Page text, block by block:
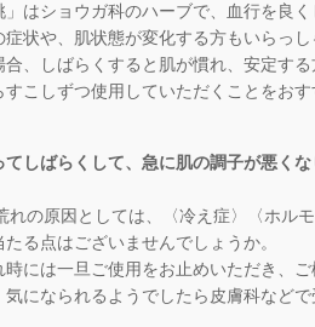
」はショウガ科のハーブで、血行を良
症状や、肌状態が変化する方もいらっし
合、しばらくすると肌が慣れ、安定す
すこしずつ使用していただくことをお
てしばらくして、急に肌の調子が悪く
れの原因としては、〈冷え症〉〈ホル
たる点はございませんでしょうか。
時には一旦ご使用をお止めいただき、
気になられるようでしたら皮膚科など